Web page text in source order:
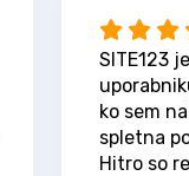
SITE123
ko sem
spletna
Hitro so